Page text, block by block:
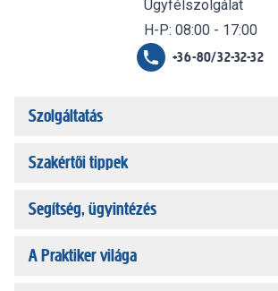
Ügyfélszolgálat
H-P: 08:00 - 17:00
+36-80/32-32-32
Szolgáltatás
Szakértői tippek
Segítség, ügyintézés
A Praktiker világa